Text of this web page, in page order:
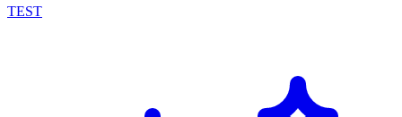
TEST